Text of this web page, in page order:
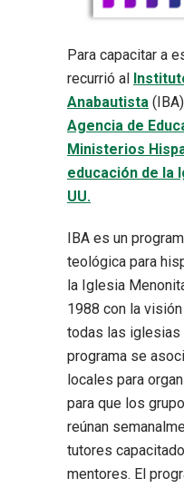
Para capacitar a
recurrió al
Anabautista
Agencia de
Ministerios
educación de la
UU.
IBA es un
teológica para
la Iglesia
1988 con la
todas las iglesias
programa se
locales para
para que los
reúnan
tutores
mentores. El